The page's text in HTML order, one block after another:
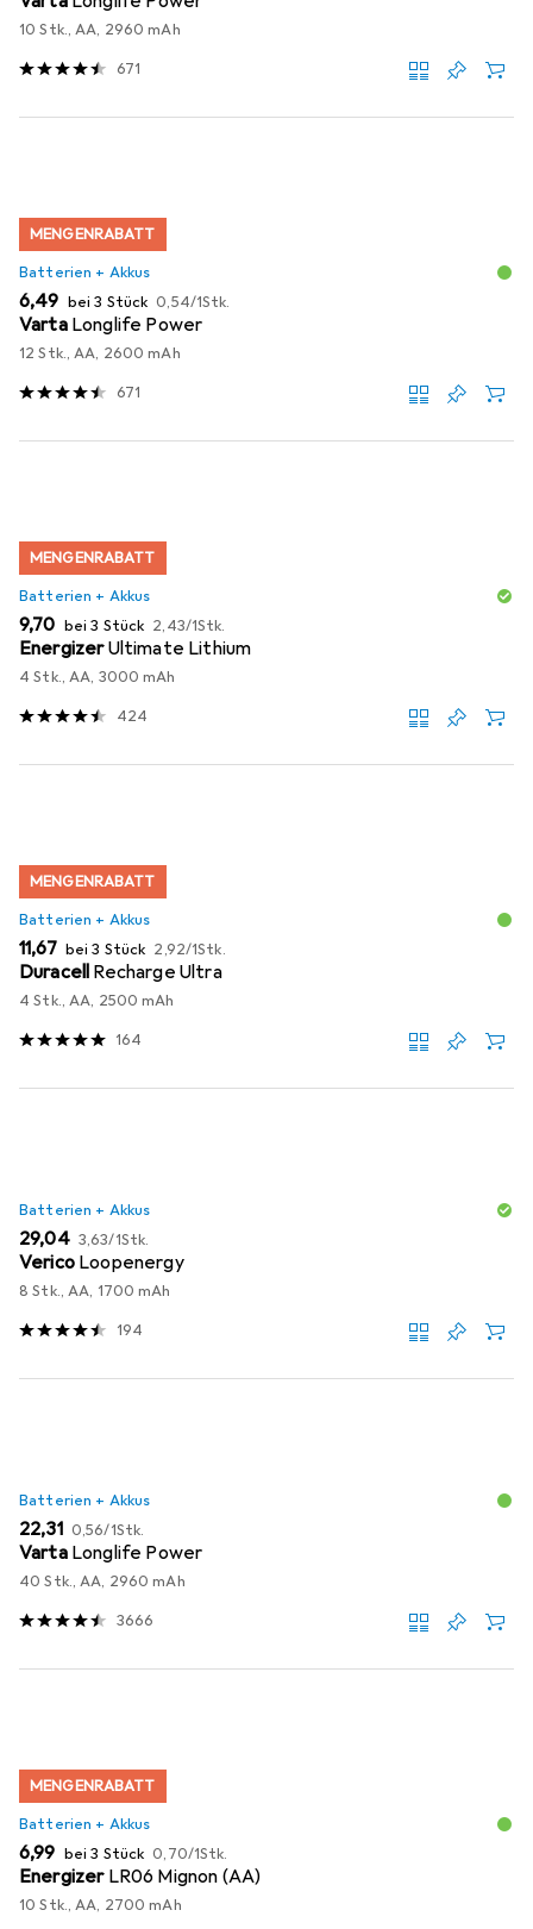
10 Stk., AA, 2960 mAh
671
MENGENRABATT
Batterien + Akkus
EUR
6,49 bei 3 Stück EUR
0,54/1Stk.
Varta Longlife Power
12 Stk., AA, 2600 mAh
671
MENGENRABATT
Batterien + Akkus
EUR
9,70 bei 3 Stück EUR
2,43/1Stk.
EnergizerUltimate Lithium
4 Stk., AA, 3000 mAh
424
MENGENRABATT
Batterien + Akkus
EUR
11,67 bei 3 Stück EUR
2,92/1Stk.
Duracell Recharge Ultra
4 Stk., AA, 2500 mAh
164
Batterien + Akkus
EUR
29,04 EUR
3,63/1Stk.
Verico Loopenergy
8 Stk., AA, 1700 mAh
194
Batterien + Akkus
EUR
22,31 EUR
0,56/1Stk.
Varta Longlife Power
40 Stk., AA, 2960 mAh
3666
MENGENRABATT
Batterien + Akkus
EUR
6,99 bei 3 Stück EUR
0,70/1Stk.
Energizer LR06 Mignon (AA)
10 Stk., AA, 2700 mAh